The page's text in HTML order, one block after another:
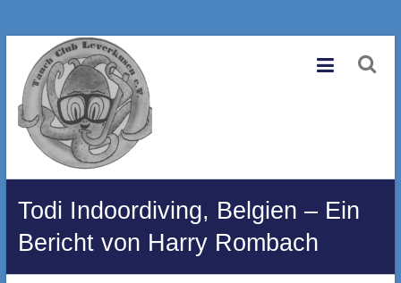
Inhalt
springen
Tauchclub
Leverkusen
e.V.
Eine
Site.
Todi Indoordiving, Belgien – Ein
Bericht von Harry Rombach